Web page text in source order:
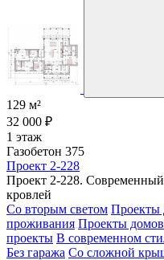
129 м²
32 000 ₽
1 этаж
Газобетон 375
Проект 2-228
Проект 2-228.
кровлей
Со вторым светом Проекты
проживания Проекты
проекты В современном
Без гаража Со сложной